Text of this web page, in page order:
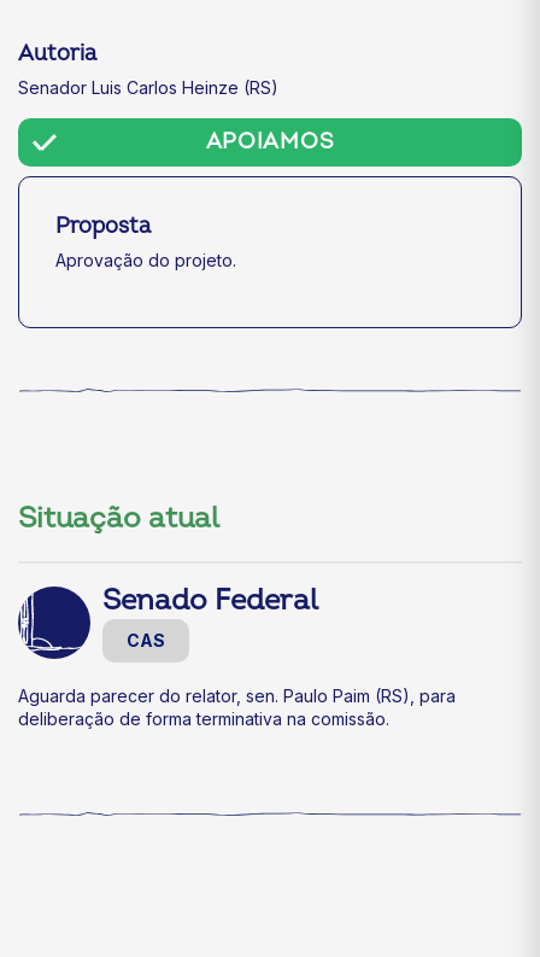
Autoria
Senador Luis Carlos Heinze (RS)
APOIAMOS
Proposta
Aprovação do projeto.
Situação atual
Senado Federal
CAS
Aguarda parecer do relator, sen. Paulo Paim (RS), para
deliberação de forma terminativa na comissão.